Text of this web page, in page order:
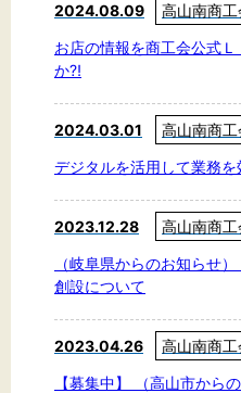
2024.08.09
高山南商工
お店の情報を商工会公式
か⁈
2024.03.01
高山南商工
デジタルを活用して業務を
2023.12.28
高山南商工
（岐阜県からのお知らせ
創設について
2023.04.26
高山南商工
【募集中】 （高山市から